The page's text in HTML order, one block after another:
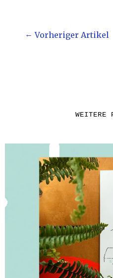
Vorheriger Artikel
WEITERE